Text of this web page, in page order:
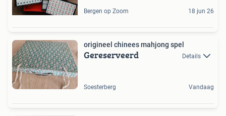
Bergen op Zoom 18 jun 26
origineel chinees mahjong spel
Gereserveerd Details
Soesterberg Vandaag